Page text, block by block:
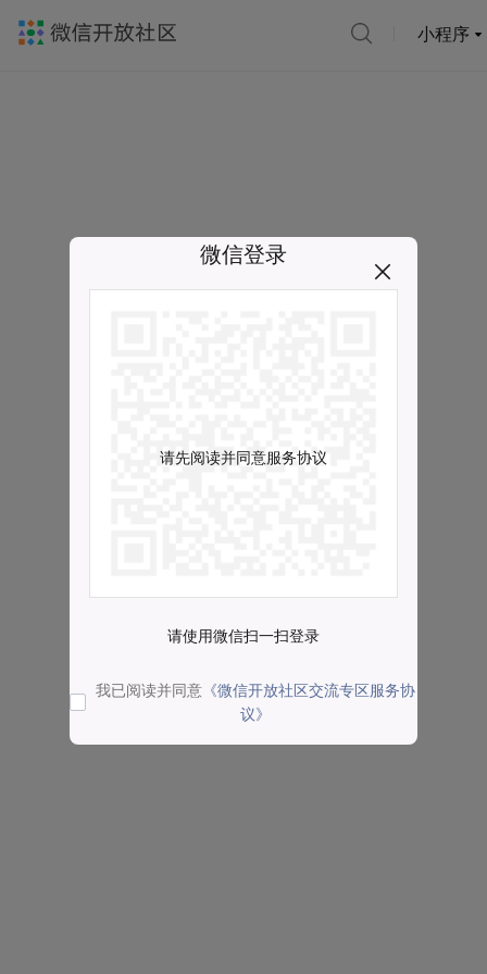
小程序
微信登录
请先阅读并同意服务协议
请使用微信扫一扫登录
我已阅读并同意 《微信开放社区交流专区服务协
议》